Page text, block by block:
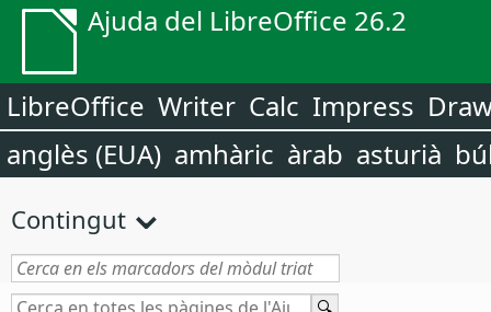
Ajuda del LibreOffice 26.2
LibreOffice Writer Calc Impress
anglès (EUA) amhàric àrab asturià
Contingut